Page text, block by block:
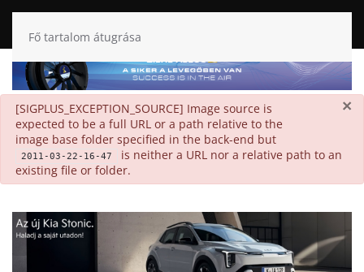
Fő tartalom átugrása
×
danger
[SIGPLUS_EXCEPTION_SOURCE] Image source is
expected to be a full URL or a path relative to the
image base folder specified in the back-end but
2011-03-22-16-47
is neither a URL nor a relative path to an
existing file or folder.